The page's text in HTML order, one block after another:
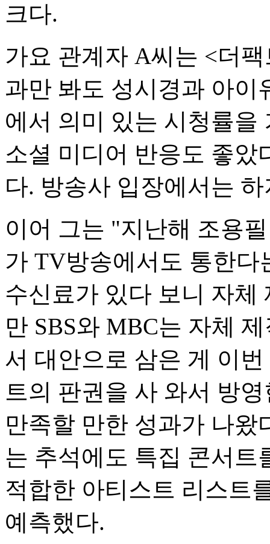
크다.
가요 관계자 A씨는 <더
과만 봐도 성시경과 아이
에서 의미 있는 시청률을
소셜 미디어 반응도 좋
다. 방송사 입장에서는
이어 그는 "지난해 조용
가 TV방송에서도 통한다
수신료가 있다 보니 자체
만 SBS와 MBC는 자체
서 대안으로 삼은 게 이
트의 판권을 사 와서 방
만족할 만한 성과가 나왔
는 추석에도 특집 콘서트
적합한 아티스트 리스트
예측했다.